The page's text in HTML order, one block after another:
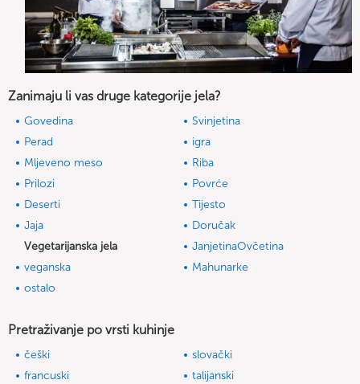
Zanimaju li vas druge kategorije jela?
Govedina
Svinjetina
Perad
igra
Mljeveno meso
Riba
Prilozi
Povrće
Deserti
Tijesto
Jaja
Doručak
Vegetarijanska jela
JanjetinaOvčetina
veganska
Mahunarke
ostalo
Pretraživanje po vrsti kuhinje
češki
slovački
francuski
talijanski